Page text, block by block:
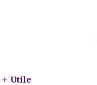
Utile